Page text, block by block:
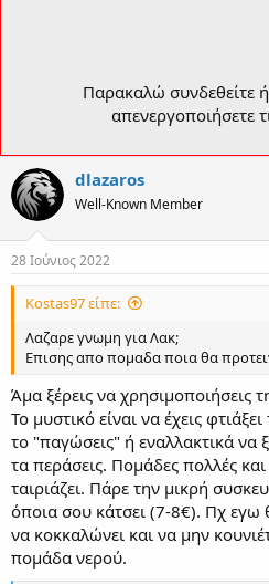
Παρακαλώ συνδεθείτε
απενεργοποιήσετε
dlazaros
Well-Known Member
28 Ιούνιος 2022
Kostas97 είπε:
Λαζαρε γνωμη για Λακ;
Επισης απο πομαδα ποια θα
Άμα ξέρεις να χρησιμοποιήσεις
Το μυστικό είναι να έχεις
το "παγώσεις" ή εναλλακτικά να
τα περάσεις. Πομάδες πολλές
ταιριάζει. Πάρε την μικρή
όποια σου κάτσει (7-8€). Πχ εγω
να κοκκαλώνει και να μην
πομάδα νερού.